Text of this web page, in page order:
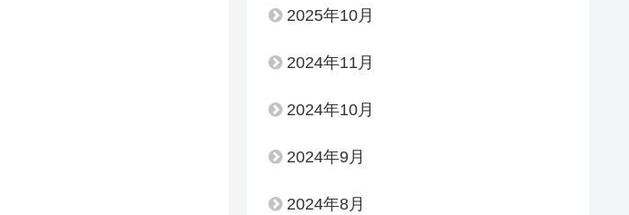
2025年10月
2024年11月
2024年10月
2024年9月
2024年8月